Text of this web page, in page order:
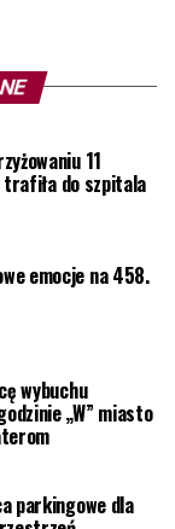
11
do szpitala
emocje na 458.
wybuchu
„W” miasto
parkingowe dla